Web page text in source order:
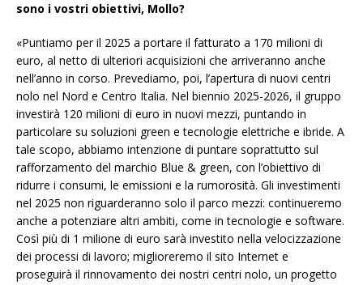
sono i vostri obiettivi, Mollo?
«Puntiamo per il 2025 a portare il fatturato a 170 milioni di
euro, al netto di ulteriori acquisizioni che arriveranno anche
nell’anno in corso. Prevediamo, poi, l’apertura di nuovi centri
nolo nel Nord e Centro Italia. Nel biennio 2025-2026, il gruppo
investirà 120 milioni di euro in nuovi mezzi, puntando in
particolare su soluzioni green e tecnologie elettriche e ibride. A
tale scopo, abbiamo intenzione di puntare soprattutto sul
rafforzamento del marchio Blue & green, con l’obiettivo di
ridurre i consumi, le emissioni e la rumorosità. Gli investimenti
nel 2025 non riguarderanno solo il parco mezzi: continueremo
anche a potenziare altri ambiti, come in tecnologie e software.
Così più di 1 milione di euro sarà investito nella velocizzazione
dei processi di lavoro; miglioreremo il sito Internet e
proseguirà il rinnovamento dei nostri centri nolo, un progetto